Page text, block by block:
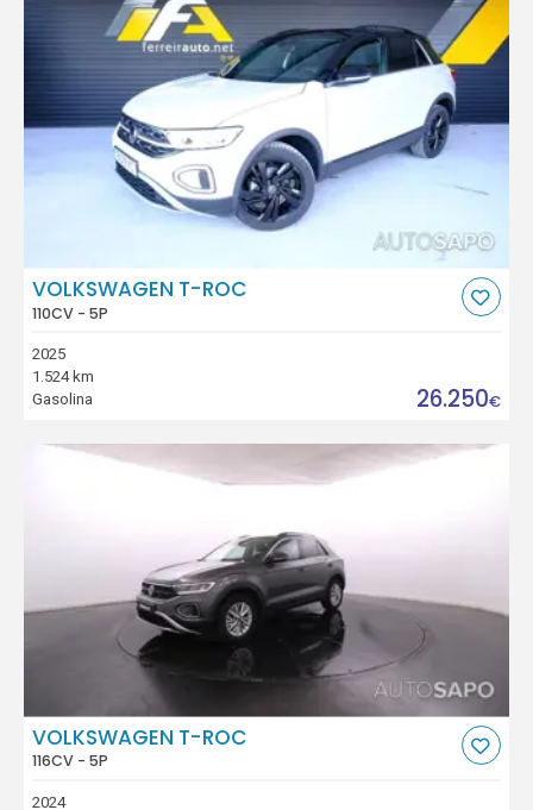
VOLKSWAGEN T-ROC
110CV - 5P
2025
1.524 km
Gasolina
26.250€
VOLKSWAGEN T-ROC
116CV - 5P
2024